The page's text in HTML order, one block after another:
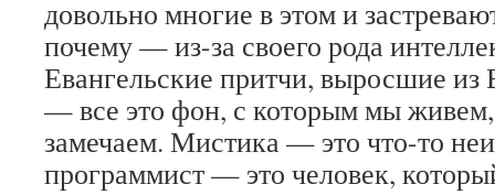
довольно многие в этом и
почему — из-за своего рода
Евангельские притчи, выросшие из
— все это фон, с которым мы
замечаем. Мистика — это что-то
программист — это человек,